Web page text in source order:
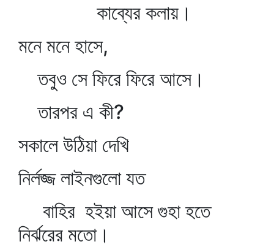
কাব্যের কলায়।
মনে মনে হাসে,
তবুও সে ফিরে ফিরে আসে।
তারপর এ কী?
সকালে উঠিয়া দেখি
নির্লজ্জ লাইনগুলো যত
বাহির হইয়া আসে গুহা হতে
নির্ঝরের মতো।